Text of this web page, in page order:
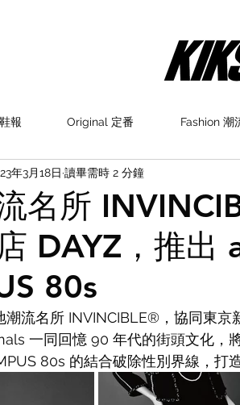
報 Original 定番 Fashion 潮
名所
DAYZ，推出
80s
年3月18日 讀畢需時 2 分鐘
潮流名所 INVINCIBLE®，協同東京
一同回憶 90 年代的街頭文化，
80s 的結合破除性別界線，打